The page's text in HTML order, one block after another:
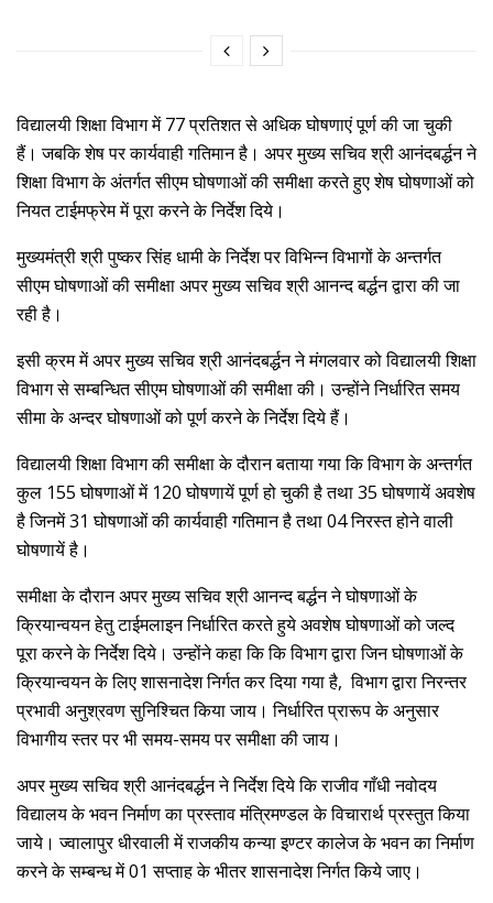
विद्यालयी शिक्षा विभाग में 77 प्रतिशत से अधिक घोषणाएं पूर्ण की जा चुकी
हैं। जबकि शेष पर कार्यवाही गतिमान है। अपर मुख्य सचिव श्री आनंदबर्द्धन ने
शिक्षा विभाग के अंतर्गत सीएम घोषणाओं की समीक्षा करते हुए शेष घोषणाओं को
नियत टाईमफ्रेम में पूरा करने के निर्देश दिये।
मुख्यमंत्री श्री पुष्कर सिंह धामी के निर्देश पर विभिन्न विभागों के अन्तर्गत
सीएम घोषणाओं की समीक्षा अपर मुख्य सचिव श्री आनन्द बर्द्धन द्वारा की जा
रही है।
इसी क्रम में अपर मुख्य सचिव श्री आनंदबर्द्धन ने मंगलवार को विद्यालयी शिक्षा
विभाग से सम्बन्धित सीएम घोषणाओं की समीक्षा की। उन्होंने निर्धारित समय
सीमा के अन्दर घोषणाओं को पूर्ण करने के निर्देश दिये हैं।
विद्यालयी शिक्षा विभाग की समीक्षा के दौरान बताया गया कि विभाग के अन्तर्गत
कुल 155 घोषणाओं में 120 घोषणायें पूर्ण हो चुकी है तथा 35 घोषणायें अवशेष
है जिनमें 31 घोषणाओं की कार्यवाही गतिमान है तथा 04 निरस्त होने वाली
घोषणायें है।
समीक्षा के दौरान अपर मुख्य सचिव श्री आनन्द बर्द्धन ने घोषणाओं के
क्रियान्वयन हेतु टाईमलाइन निर्धारित करते हुये अवशेष घोषणाओं को जल्द
पूरा करने के निर्देश दिये। उन्होंने कहा कि कि विभाग द्वारा जिन घोषणाओं के
क्रियान्वयन के लिए शासनादेश निर्गत कर दिया गया है, विभाग द्वारा निरन्तर
प्रभावी अनुश्रवण सुनिश्चित किया जाय। निर्धारित प्रारूप के अनुसार
विभागीय स्तर पर भी समय-समय पर समीक्षा की जाय।
अपर मुख्य सचिव श्री आनंदबर्द्धन ने निर्देश दिये कि राजीव गाँधी नवोदय
विद्यालय के भवन निर्माण का प्रस्ताव मंत्रिमण्डल के विचारार्थ प्रस्तुत किया
जाये। ज्वालापुर धीरवाली में राजकीय कन्या इण्टर कालेज के भवन का निर्माण
करने के सम्बन्ध में 01 सप्ताह के भीतर शासनादेश निर्गत किये जाए।